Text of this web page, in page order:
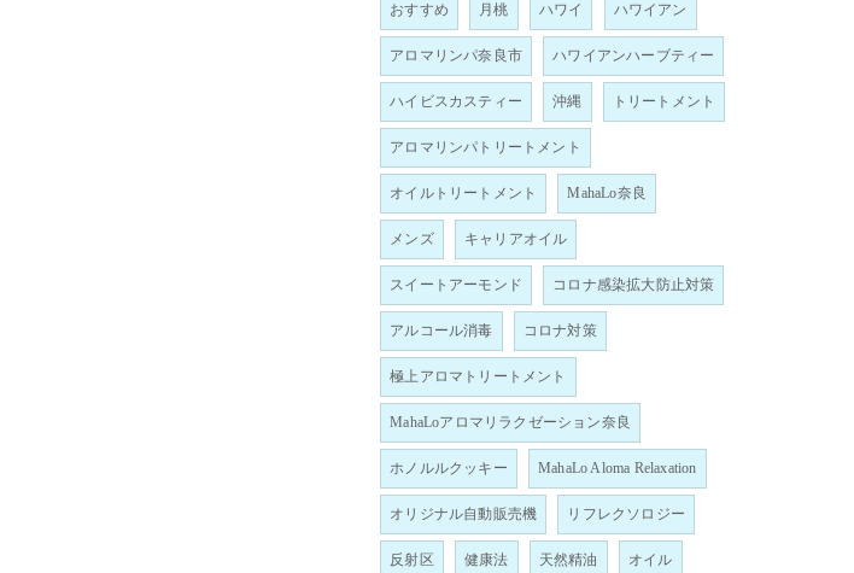
おすすめ 月桃 ハワイ ハワイアン
アロマリンパ奈良市 ハワイアンハーブティー
ハイビスカスティー 沖縄 トリートメント
アロマリンパトリートメント
オイルトリートメント MahaLo奈良
メンズ キャリアオイル
スイートアーモンド コロナ感染拡大防止対策
アルコール消毒 コロナ対策
極上アロマトリートメント
MahaLoアロマリラクゼーション奈良
ホノルルクッキー MahaLo Aloma Relaxation
オリジナル自動販売機 リフレクソロジー
反射区 健康法 天然精油 オイル